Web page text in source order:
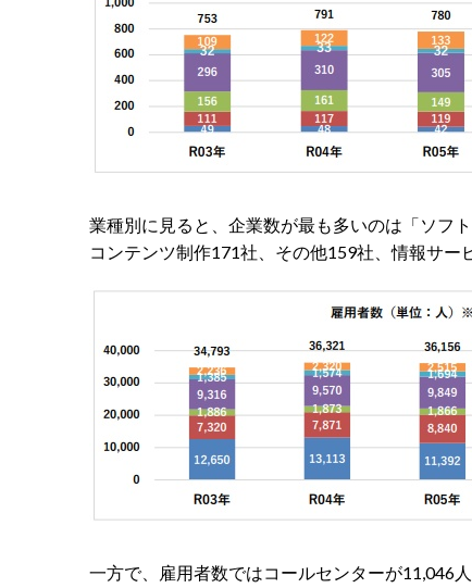
業種別に見ると、企業数が最も多いのは「ソフ
コンテンツ制作171社、その他159社、情報サー
一方で、雇用者数ではコールセンターが11,046